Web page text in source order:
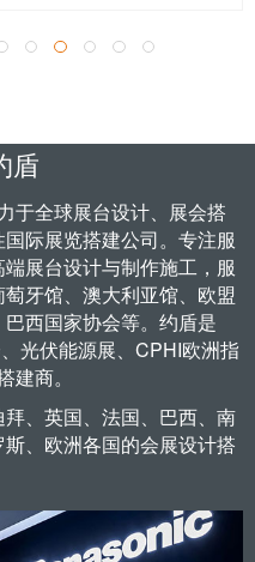
盾
于全球展台设计
展会搭
际展览搭建公司。专注服
展台设计与制作施工，服
牙馆、澳大利亚馆、欧盟
西国家协会等。约盾是
光伏能源展 、CPHI欧洲指
建商。
拜、英国、法国、巴西、南
、欧洲各国的会展设计搭